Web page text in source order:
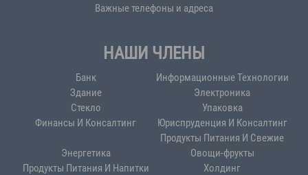
Важные телефоны и адреса
НАШИ ЧЛЕНЫ
Банк
Информационные Технологии
Здание
Электроника
Стекло
Упаковка
Финансы И Консалтинг
Юриспруденция И Консалтинг
Энергетика
Продукты Питания И Свежие
Овощи-фрукты
Продукты Питания И Напитки
Холдинг